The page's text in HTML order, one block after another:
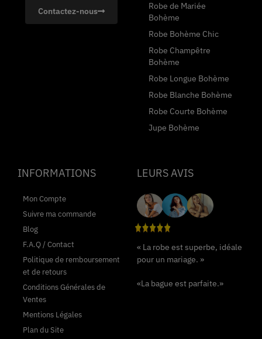
Contactez-nous
Robe de Mariée
Bohème
Robe Bohème Chic
Robe Champêtre
Bohème
Robe Longue Bohème
Robe Blanche Bohème
Robe Courte Bohème
Jupe Bohème
INFORMATIONS
Mon Compte
Suivre ma commande
Blog
F.A.Q / Contact
Politique de remboursement
et de retours
Conditions Générales de
Ventes
Mentions Légales
Plan du Site
LEURS AVIS
« La robe est superbe, idéale
pour un mariage. »
«La bague est parfaite.»